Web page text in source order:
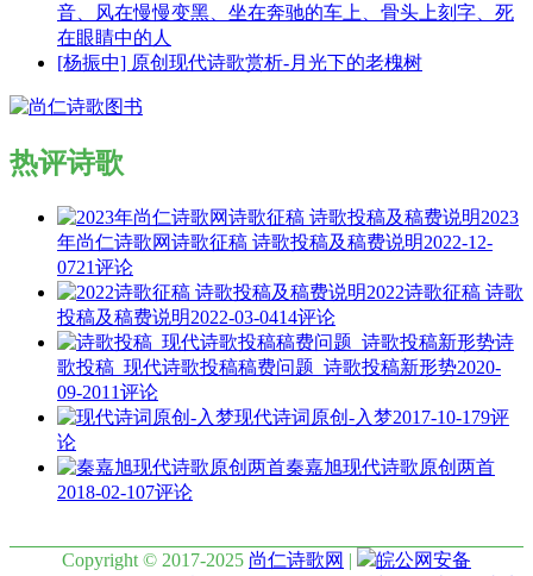
音、风在慢慢变黑、坐在奔驰的车上、骨头上刻字、死
在眼睛中的人
[杨振中] 原创现代诗歌赏析-月光下的老槐树
热评诗歌
2023
年尚仁诗歌网诗歌征稿 诗歌投稿及稿费说明2022-12-
0721评论
2022诗歌征稿 诗歌
投稿及稿费说明2022-03-0414评论
诗
歌投稿_现代诗歌投稿稿费问题_诗歌投稿新形势2020-
09-2011评论
现代诗词原创-入梦2017-10-179评
论
秦嘉旭现代诗歌原创两首
2018-02-107评论
Copyright © 2017-2025 尚仁诗歌网 |
皖公网安备